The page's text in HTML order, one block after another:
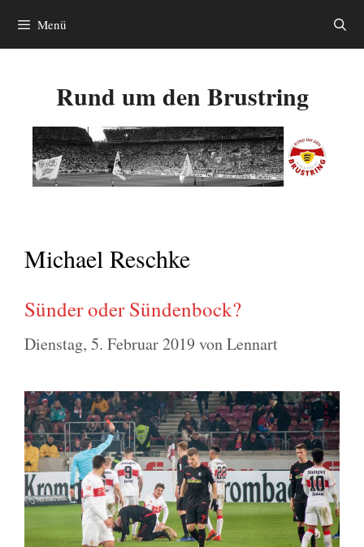
Inhalt
springen
Menü
Rund um den Brustring
Michael Reschke
Sünder oder Sündenbock?
Dienstag, 5. Februar 2019 vonLennart